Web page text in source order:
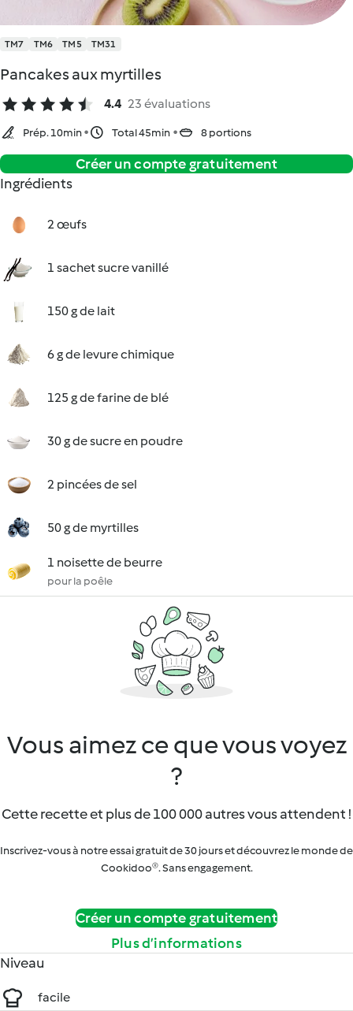
TM7 TM6 TM5 TM31
Pancakes aux myrtilles
4.4 23 évaluations
Prép. 10min Total 45min 8 portions
Créer un compte gratuitement
Ingrédients
2 œufs
1 sachet sucre vanillé
150 g de lait
6 g de levure chimique
125 g de farine de blé
30 g de sucre en poudre
2 pincées de sel
50 g de myrtilles
1 noisette de beurre
pour la poêle
Vous aimez ce que vous voyez
?
Cette recette et plus de 100 000 autres vous attendent !
Inscrivez-vous à notre essai gratuit de 30 jours et découvrez le monde de
Cookidoo®. Sans engagement.
Créer un compte gratuitement
Plus d’informations
Niveau
facile